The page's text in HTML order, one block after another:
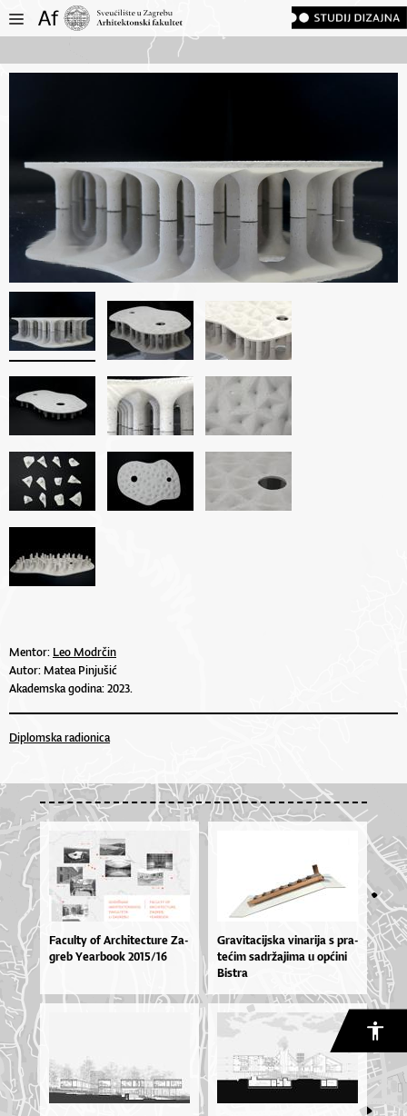
Mentor: Leo Modrčin
Autor: Matea Pinjušić
Akademska godina: 2023.
Diplomska radionica
Fa­cul­ty of Ar­chi­te­ctu­re Za­
greb Ye­ar­bo­ok 2015/16
Gra­vi­ta­cij­ska vi­na­ri­ja s pra­
te­ćim sa­dr­ža­ji­ma u op­ći­ni
Bis­tra